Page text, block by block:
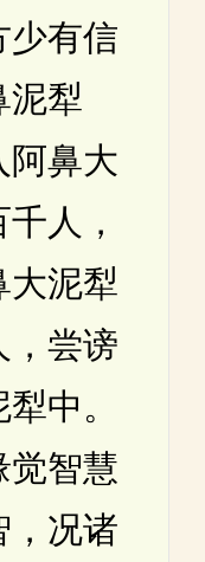
少有信
泥犁
阿鼻大
人，
大泥犁
，尝谤
中。
觉智慧
，况诸